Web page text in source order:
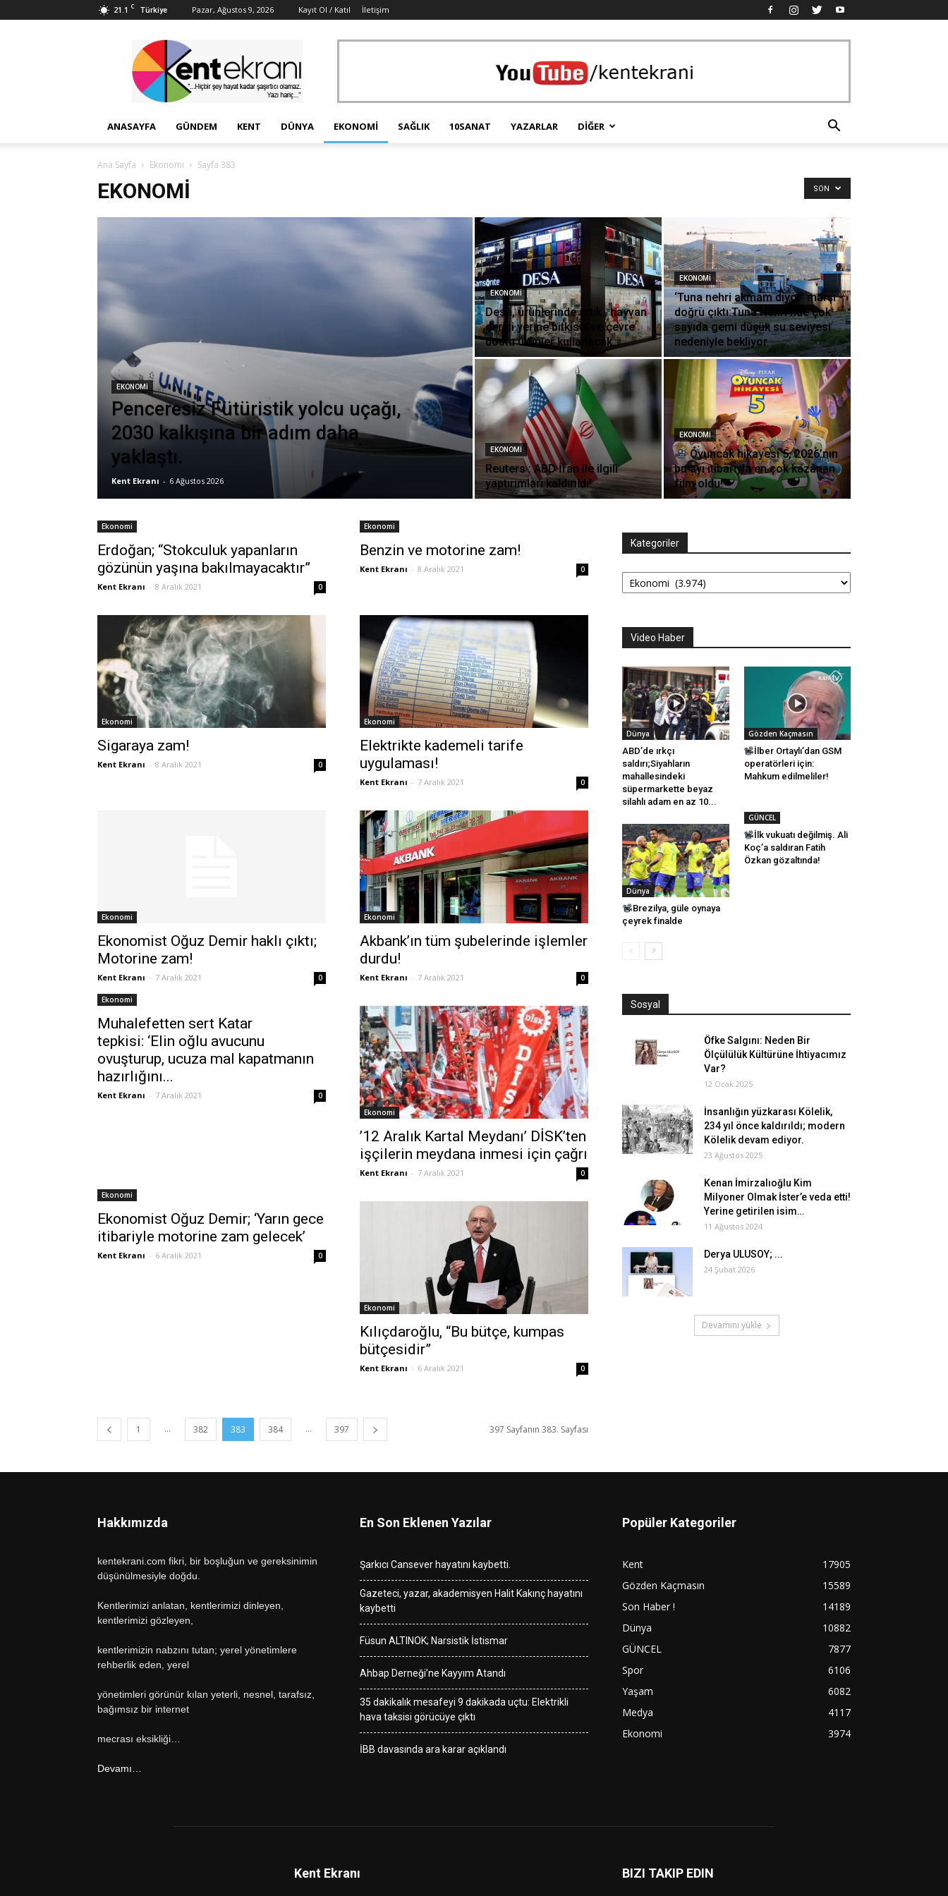
21.1 C Türkiye Pazar, Ağustos 9, 2026 Kayıt Ol / Katıl İletişim
Ekranı
ANASAYFA GÜNDEM KENT DÜNYA EKONOMI SAĞLIK 10SANAT YAZARLAR DIĞER
Ana Sayfa Ekonomi Sayfa 383
EKONOMI SON
EKONOMI
Penceresiz Fütüristik yolcu uçağı,
2030 kalkışına bir adım daha
yaklaştı.
Kent Ekranı - 6 Ağustos 2026
EKONOMI
Desa, ürünlerinde artık , hayvan
derisi yerine bitkisel ve çevre
dostu ürünler kullanacak.
EKONOMI
‘Tuna nehri akmam diyor’ marşı
doğru çıktı:Tuna Nehri’nde çok
sayıda gemi düşük su seviyesi
nedeniyle bekliyor
EKONOMI
Reuters : ABD İran ile ilgili
yaptırımları kaldırıldı!
EKONOMI
Oyuncak hikayesi 5, 2026’nın
bu ayı itibarıyla en çok kazanan
film oldu!
Ekonomi
Erdoğan; “Stokculuk yapanların
gözünün yaşına bakılmayacaktır”
Kent Ekranı - 8 Aralık 2021 0
Ekonomi
Benzin ve motorine zam!
Kent Ekranı - 8 Aralık 2021 0
Ekonomi
Sigaraya zam!
Kent Ekranı - 8 Aralık 2021 0
Ekonomi
Elektrikte kademeli tarife
uygulaması!
Kent Ekranı - 7 Aralık 2021 0
Ekonomi
Ekonomist Oğuz Demir haklı çıktı;
Motorine zam!
Kent Ekranı - 7 Aralık 2021 0
Ekonomi
Akbank’ın tüm şubelerinde işlemler
durdu!
Kent Ekranı - 7 Aralık 2021 0
Ekonomi
Muhalefetten sert Katar
tepkisi: ‘Elin oğlu avucunu
ovuşturup, ucuza mal kapatmanın
hazırlığını...
Kent Ekranı - 7 Aralık 2021
0
Ekonomi
’12 Aralık Kartal Meydanı’ DİSK’ten
işçilerin meydana inmesi için çağrı
Kent Ekranı - 7 Aralık 2021 0
Ekonomi
Ekonomist Oğuz Demir; ‘Yarın gece
itibariyle motorine zam gelecek’
Kent Ekranı - 6 Aralık 2021 0
Ekonomi
Kılıçdaroğlu, “Bu bütçe, kumpas
bütçesidir”
Kent Ekranı - 6 Aralık 2021 0
1 ... 382 383 384 ... 397 397 Sayfanın 383. Sayfası
Kategoriler
Kategoriler
Video Haber
Dünya
ABD’de ırkçı
saldırı;Siyahların
mahallesindeki
süpermarkette beyaz
silahlı adam en az 10...
Gözden Kaçmasın
İlber Ortaylı’dan GSM
operatörleri için:
Mahkum edilmeliler!
Dünya
Brezilya, güle oynaya
çeyrek finalde
GÜNCEL
İlk vukuatı değilmiş. Ali
Koç’a saldıran Fatih
Özkan gözaltında!
Sosyal
Öfke Salgını: Neden Bir
Ölçülülük Kültürüne İhtiyacımız
Var?
12 Ocak 2025
İnsanlığın yüzkarası Kölelik,
234 yıl önce kaldırıldı; modern
Kölelik devam ediyor.
23 Ağustos 2025
Kenan İmirzalıoğlu Kim
Milyoner Olmak İster’e veda etti!
Yerine getirilen isim…
11 Ağustos 2024
Derya ULUSOY; ...
24 Şubat 2026
Devamını yükle
Hakkımızda
kentekrani.com fikri, bir boşluğun ve gereksinimin
düşünülmesiyle doğdu.
Kentlerimizi anlatan, kentlerimizi dinleyen,
kentlerimizi gözleyen,
kentlerimizin nabzını tutan; yerel yönetimlere
rehberlik eden, yerel
yönetimleri görünür kılan yeterli, nesnel, tarafsız,
bağımsız bir internet
mecrası eksikliği…
Devamı…
En Son Eklenen Yazılar
Şarkıcı Cansever hayatını kaybetti.
Gazeteci, yazar, akademisyen Halit Kakınç hayatını
kaybetti
Füsun ALTINOK; Narsistik İstismar
Ahbap Derneği’ne Kayyım Atandı
35 dakikalık mesafeyi 9 dakikada uçtu: Elektrikli
hava taksisi görücüye çıktı
İBB davasında ara karar açıklandı
Popüler Kategoriler
Kent
17905
Gözden Kaçmasın
15589
Son Haber !
14189
Dünya
10882
GÜNCEL
7877
Spor
6106
Yaşam
6082
Medya
4117
Ekonomi
3974
Kent Ekranı BIZI TAKIP EDIN